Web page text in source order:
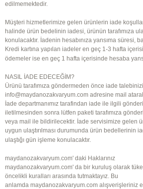
edilmemektedir.
Müşteri hizmetlerimize gelen ürünlerin iade
halinde ürün bedelinin iadesi, ürünün tarafımıza
konulacaktır. İadenin hesabınıza yansıma süresi,
Kredi kartına yapılan iadeler en geç 1-3 hafta
ödemeler ise en geç 1 hafta içerisinde hesaba
NASIL İADE EDECEĞİM?
Ürünü tarafımıza göndermeden önce iade talebinizi
info@maydanozakvaryum.com adresine mail
İade departmanımız tarafindan iade ile ilgili
iletilmesinden sonra lütfen paketi tarafımıza
veya mail ile bildirilecektir. İade servisimize gelen
uygun ulaştırılması durumunda ürün bedellerinin
ulaştığı gün işleme konulacaktır.
maydanozakvaryum.com' daki Haklarınız
maydanozakvaryum.com' da bir kuruluş olarak
öncelikli kuralları arasında tutmaktayız. Bu
anlamda maydanozakvaryum.com alışverişleriniz